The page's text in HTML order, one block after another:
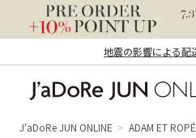
地震の影響による配
ン オンライン）
J'aDoRe JUN ONLINE ADAM ET